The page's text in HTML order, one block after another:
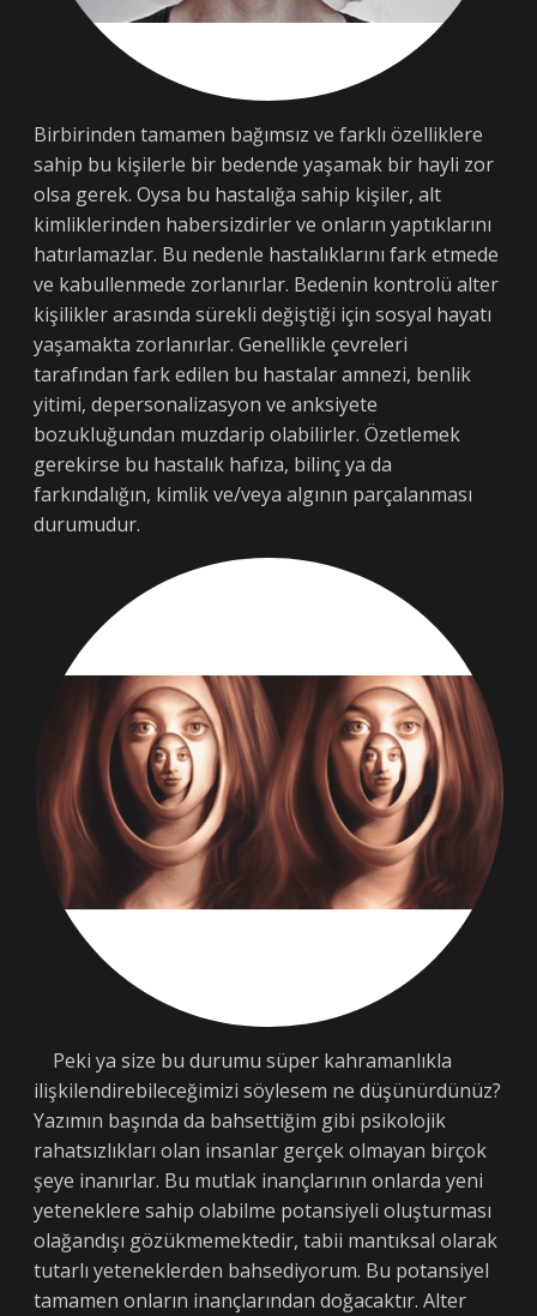
Birbirinden tamamen bağımsız ve farklı özelliklere
sahip bu kişilerle bir bedende yaşamak bir hayli zor
olsa gerek. Oysa bu hastalığa sahip kişiler, alt
kimliklerinden habersizdirler ve onların yaptıklarını
hatırlamazlar. Bu nedenle hastalıklarını fark etmede
ve kabullenmede zorlanırlar. Bedenin kontrolü alter
kişilikler arasında sürekli değiştiği için sosyal hayatı
yaşamakta zorlanırlar. Genellikle çevreleri
tarafından fark edilen bu hastalar amnezi, benlik
yitimi, depersonalizasyon ve anksiyete
bozukluğundan muzdarip olabilirler. Özetlemek
gerekirse bu hastalık hafıza, bilinç ya da
farkındalığın, kimlik ve/veya algının parçalanması
durumudur.
Peki ya size bu durumu süper kahramanlıkla
ilişkilendirebileceğimizi söylesem ne düşünürdünüz?
Yazımın başında da bahsettiğim gibi psikolojik
rahatsızlıkları olan insanlar gerçek olmayan birçok
şeye inanırlar. Bu mutlak inançlarının onlarda yeni
yeteneklere sahip olabilme potansiyeli oluşturması
olağandışı gözükmemektedir, tabii mantıksal olarak
tutarlı yeteneklerden bahsediyorum. Bu potansiyel
tamamen onların inançlarından doğacaktır. Alter